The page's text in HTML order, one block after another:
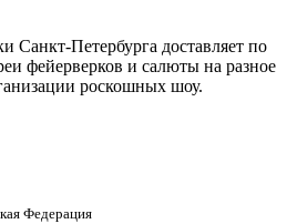
Санкт-Петербурга доставляет по
фейерверков и салюты на разное
роскошных шоу.
Федерация